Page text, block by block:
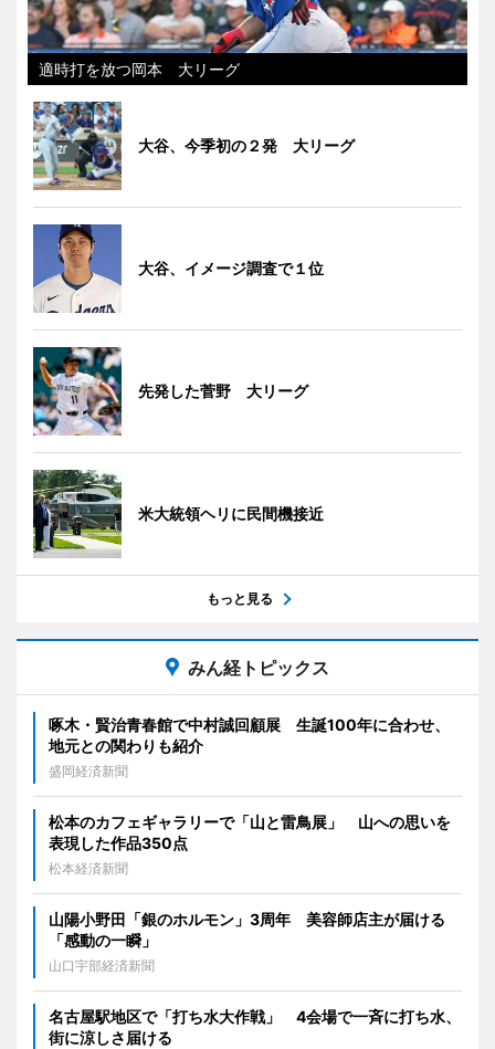
適時打を放つ岡本 大リーグ
大谷、今季初の２発 大リーグ
大谷、イメージ調査で１位
先発した菅野 大リーグ
米大統領ヘリに民間機接近
もっと見る
みん経トピックス
啄木・賢治青春館で中村誠回顧展 生誕100年に合わせ、
地元との関わりも紹介
盛岡経済新聞
松本のカフェギャラリーで「山と雷鳥展」 山への思いを
表現した作品350点
松本経済新聞
山陽小野田「銀のホルモン」3周年 美容師店主が届ける
「感動の一瞬」
山口宇部経済新聞
名古屋駅地区で「打ち水大作戦」 4会場で一斉に打ち水、
街に涼しさ届ける